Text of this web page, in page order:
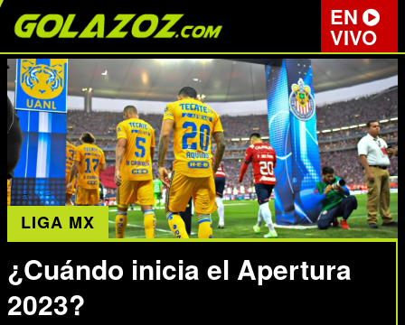
EN
VIVO
LIGA MX
¿Cuándo inicia el Apertura
2023?